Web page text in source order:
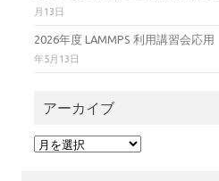
月13日
2026年度 LAMMPS 利用講習会応用
年5月13日
アーカイブ
ア